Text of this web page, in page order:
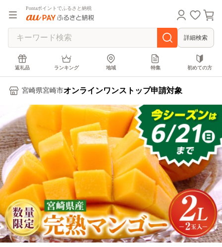
Pontaポイントでふるさと納税
詳細検索
返礼品 ランキング 地域 特集 初めての方
宮崎県宮崎市オンラインワンストップ申請対象